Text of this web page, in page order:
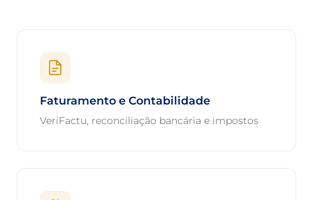
Faturamento e Contabilidade
VeriFactu, reconciliação bancária e impostos